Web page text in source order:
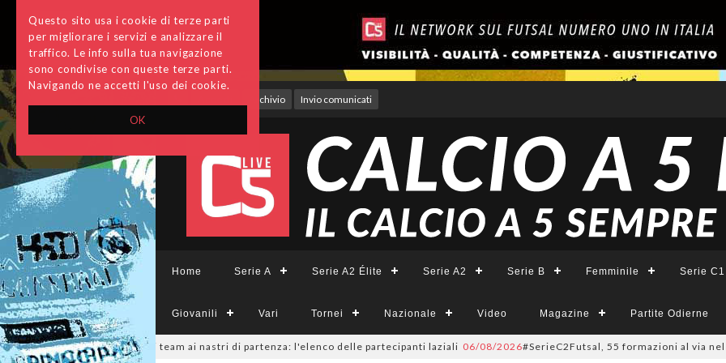
OK
Questo sito usa i cookie di terze parti
per migliorare i servizi e analizzare il
traffico. Le info sulla tua navigazione
sono condivise con queste terze parti.
Navigando ne accetti l'uso dei cookie.
Archivio Invio comunicati
Home Serie A Serie A2 Élite Serie A2 Serie B Femminile Serie C1
Giovanili Vari Tornei Nazionale Video Magazine Partite Odierne
sono 14 i team ai nastri di partenza: l'elenco delle partecipanti laziali 06/08/2026#SerieC2Futsal, 55 formazioni al via nel